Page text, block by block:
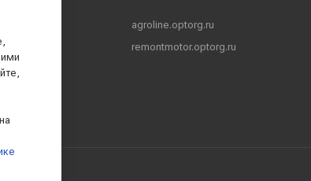
agroline.optorg.ru
remontmotor.optorg.ru